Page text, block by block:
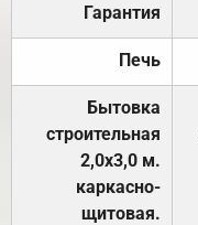
Гарантия
Печь
Бытовка
строительная
2,0х3,0 м.
каркасно-
щитовая.